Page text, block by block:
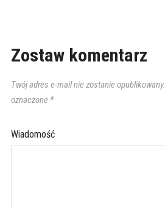
Zostaw komentarz
Twój adres e-mail nie zostanie opublikowany.
oznaczone *
Wiadomość